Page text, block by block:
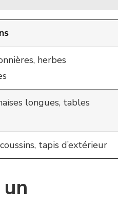
herbes
longues, tables
tapis d’extérieur